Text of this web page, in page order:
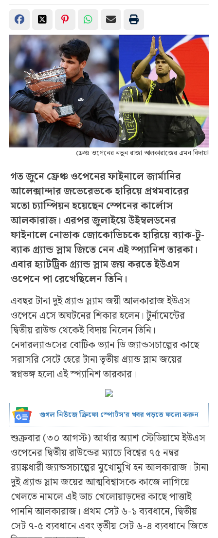
ফ্রেঞ্চ ওপেনের নতুন রাজা আলকারাজের এমন বিদায়!
গত জুনে ফ্রেঞ্চ ওপেনের ফাইনালে জার্মানির
আলেক্সান্দার জভেরেভকে হারিয়ে প্রথমবারের
মতো চ্যাম্পিয়ন হয়েছেন স্পেনের কার্লোস
আলকারাজ। এরপর জুলাইয়ে উইম্বলডনের
ফাইনালে নোভাক জোকোভিচকে হারিয়ে ব্যাক-টু-
ব্যাক গ্র‍্যান্ড স্লাম জিতে নেন এই স্প্যানিশ তারকা।
এবার হ্যাটট্রিক গ্র‍্যান্ড স্লাম জয় করতে ইউএস
ওপেনে পা রেখেছিলেন তিনি।
এবছর টানা দুই গ্র‍্যান্ড স্ল্যাম জয়ী আলকারাজ ইউএস
ওপেনে এসে অঘটনের শিকার হলেন। টুর্নামেন্টের
দ্বিতীয় রাউন্ড থেকেই বিদায় নিলেন তিনি।
নেদারল্যান্ডসের বোটিক ভ্যান ডি জ্যান্ডসচাল্পের কাছে
সরাসরি সেটে হেরে টানা তৃতীয় গ্র‍্যান্ড স্লাম জয়ের
স্বপ্নভঙ্গ হলো এই স্প্যানিশ তারকার।
গুগল নিউজে ক্রিফো স্পোর্টস’র খবর পড়তে ফলো করুন
শুক্রবার (৩০ আগস্ট) আর্থার অ্যাশ স্টেডিয়ামে ইউএস
ওপেনের দ্বিতীয় রাউন্ডের ম্যাচে বিশ্বের ৭৫ নম্বর
র‍্যাঙ্কধারী জ্যান্ডসচাল্পের মুখোমুখি হন আলকারাজ। টানা
দুই গ্র‍্যান্ড স্লাম জয়ের আত্মবিশ্বাসকে কাজে লাগিয়ে
খেলতে নামলে এই ডাচ খেলোয়াড়দের কাছে পাত্তাই
পাননি আলকারাজ। প্রথম সেট ৬-১ ব্যবধানে, দ্বিতীয়
সেট ৭-৫ ব্যবধানে এবং তৃতীয় সেট ৬-৪ ব্যবধানে জিতে